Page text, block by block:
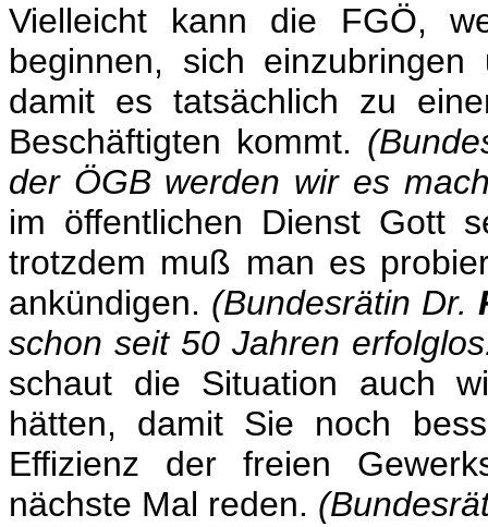
Vielleicht kann die FGÖ,
beginnen, sich
damit es tatsächlich zu
Beschäftigten kommt.
der ÖGB werden wir es
im öffentlichen Dienst Gott
trotzdem muß man es
ankündigen. (Bundesrätin Dr.
schon seit 50 Jahren
schaut die Situation auch
hätten, damit Sie noch
Effizienz der freien
nächste Mal reden.